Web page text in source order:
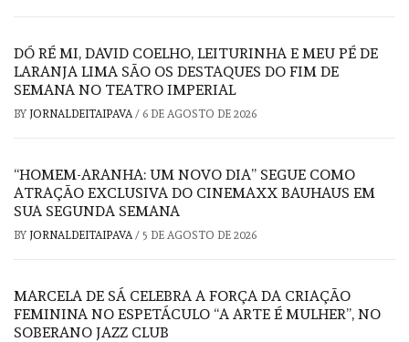
DÓ RÉ MI, DAVID COELHO, LEITURINHA E MEU PÉ DE
LARANJA LIMA SÃO OS DESTAQUES DO FIM DE
SEMANA NO TEATRO IMPERIAL
BY JORNALDEITAIPAVA / 6 DE AGOSTO DE 2026
“HOMEM-ARANHA: UM NOVO DIA” SEGUE COMO
ATRAÇÃO EXCLUSIVA DO CINEMAXX BAUHAUS EM
SUA SEGUNDA SEMANA
BY JORNALDEITAIPAVA / 5 DE AGOSTO DE 2026
MARCELA DE SÁ CELEBRA A FORÇA DA CRIAÇÃO
FEMININA NO ESPETÁCULO “A ARTE É MULHER”, NO
SOBERANO JAZZ CLUB